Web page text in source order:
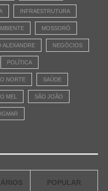
INFRAESTRUTURA
MOSSORÓ
ALEXANDRE NEGÓCIOS
POLÍTICA
NORTE SAÚDE
MEL SÃO JOÃO
POPULAR